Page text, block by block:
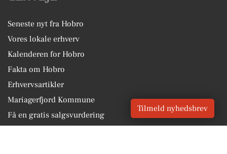
Seneste nyt fra Hobro
Vores lokale erhverv
Kalenderen for Hobro
Fakta om Hobro
Erhvervsartikler
Mariagerfjord Kommune
Få en gratis salgsvurdering
Tilmeld nyhedsbrev